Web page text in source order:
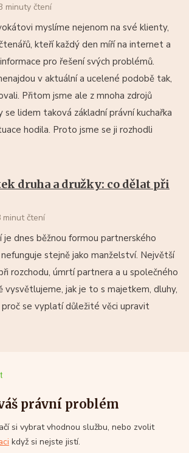
minuty čtení
myslíme nejenom na své klienty,
kteří každý den míří na internet a
pro řešení svých problémů.
v aktuální a ucelené podobě tak,
Přitom jsme ale z mnoha zdrojů
se lidem taková základní právní kuchařka
hodila. Proto jsme se ji rozhodli
druha a družky: co dělat při
minut čtení
je dnes běžnou formou partnerského
stejně jako manželství. Největší
rozchodu, úmrtí partnera a u společného
vysvětlujeme, jak je to s majetkem, dluhy,
se vyplatí důležité věci upravit
právní problém
si vybrat vhodnou službu, nebo zvolit
když si nejste jistí.